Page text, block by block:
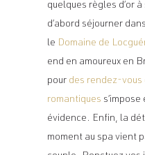
quelques règles d’or
d’abord séjourner
le Domaine de
end en amoureux en
pour des rendez-vous
romantiques
évidence. Enfin, la
moment au spa vient